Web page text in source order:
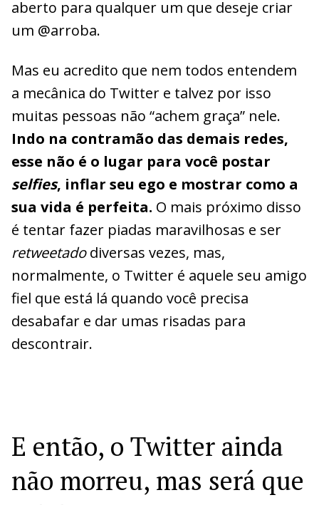
aberto para qualquer um que deseje criar
um @arroba.
Mas eu acredito que nem todos entendem
a mecânica do Twitter e talvez por isso
muitas pessoas não “achem graça” nele.
Indo na contramão das demais redes,
esse não é o lugar para você postar
selfies, inflar seu ego e mostrar como a
sua vida é perfeita. O mais próximo disso
é tentar fazer piadas maravilhosas e ser
retweetadodiversas vezes, mas,
normalmente, o Twitter é aquele seu amigo
fiel que está lá quando você precisa
desabafar e dar umas risadas para
descontrair.
E então, o Twitter ainda
não morreu, mas será que